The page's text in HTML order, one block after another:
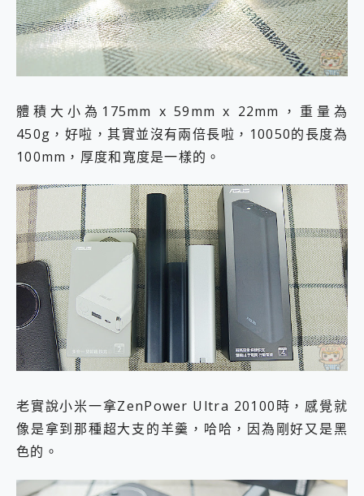
體積大小為175mm x 59mm x 22mm，重量為
450g，好啦，其實並沒有兩倍長啦，10050的長度為
100mm，厚度和寬度是一樣的。
老實說小米一拿ZenPower Ultra 20100時，感覺就
像是拿到那種超大支的羊羹，哈哈，因為剛好又是黑
色的。